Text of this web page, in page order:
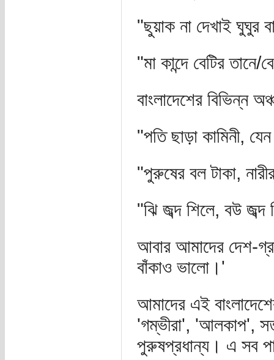
"ছুয়াক না দেখাই ঘুঘুর
"মা কান্দে বেটির তানে/
বাংলাদেশের বিভিন্ন
"পতি ছাড়া কামিনী,
"পুরুষের বল টাকা,
"ঝি জব্দ শিলে, বউ
আবার আমাদের দেশ-
বাঁকাও ভালো।'
আমাদের এই
'গম্ভীরা', 'আলকাপ',
পুরুষপ্রধান্য। এ সব